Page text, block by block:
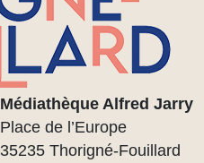
Médiathèque Alfred Jarry
Place de l’Europe
35235 Thorigné-Fouillard